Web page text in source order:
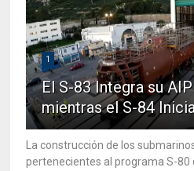
1
El S-83 Integra su
mientras el S-84
La construcción de los
pertenecientes al programa S-80